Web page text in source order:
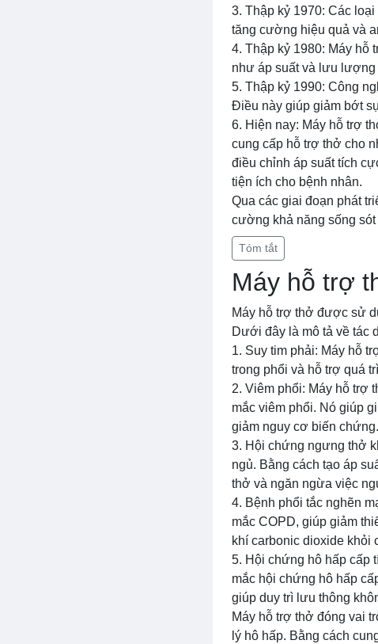
3. Thập kỷ 1970: Các
tăng cường hiệu quả và
4. Thập kỷ 1980: Máy hỗ
như áp suất và lưu lượng
5. Thập kỷ 1990: Công
Điều này giúp giảm bớt
6. Hiện nay: Máy hỗ trợ
cung cấp hỗ trợ thở cho
điều chỉnh áp suất tích
tiện ích cho bệnh nhân.
Qua các giai đoạn phát
cường khả năng sống
Tóm tắt
Máy hỗ trợ
Máy hỗ trợ thở được sử
Dưới đây là mô tả về tác
1. Suy tim phải: Máy hỗ
trong phổi và hỗ trợ quá
2. Viêm phổi: Máy hỗ trợ
mắc viêm phổi. Nó giúp
giảm nguy cơ biến chứng.
3. Hội chứng ngưng thở
ngủ. Bằng cách tạo áp
thở và ngăn ngừa việc
4. Bệnh phổi tắc nghẽn
mắc COPD, giúp giảm
khí carbonic dioxide khỏi
5. Hội chứng hô hấp cấp
mắc hội chứng hô hấp
giúp duy trì lưu thông
Máy hỗ trợ thở đóng vai
lý hô hấp. Bằng cách